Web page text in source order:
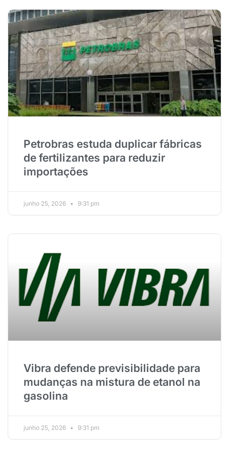
Petrobras estuda duplicar fábricas
de fertilizantes para reduzir
importações
junho 25, 2026 9:31 pm
Vibra defende previsibilidade para
mudanças na mistura de etanol na
gasolina
junho 25, 2026 9:31 pm